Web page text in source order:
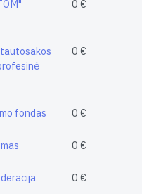
0 €
0 €
fondas 0 €
0 €
0 €